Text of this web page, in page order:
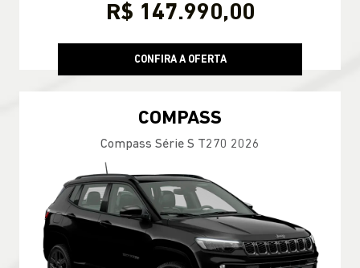
R$ 147.990,00
CONFIRA A OFERTA
COMPASS
Compass Série S T270 2026